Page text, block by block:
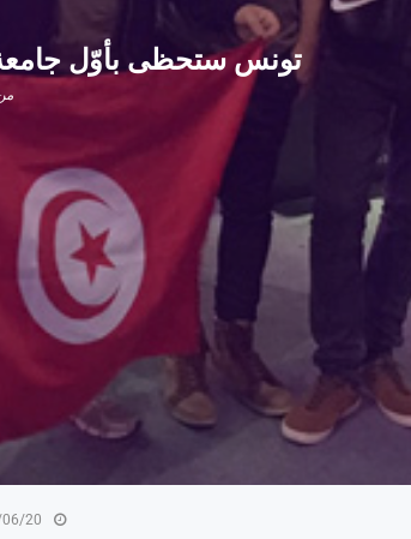
تونس ستحظى بأوّل جامعة
20